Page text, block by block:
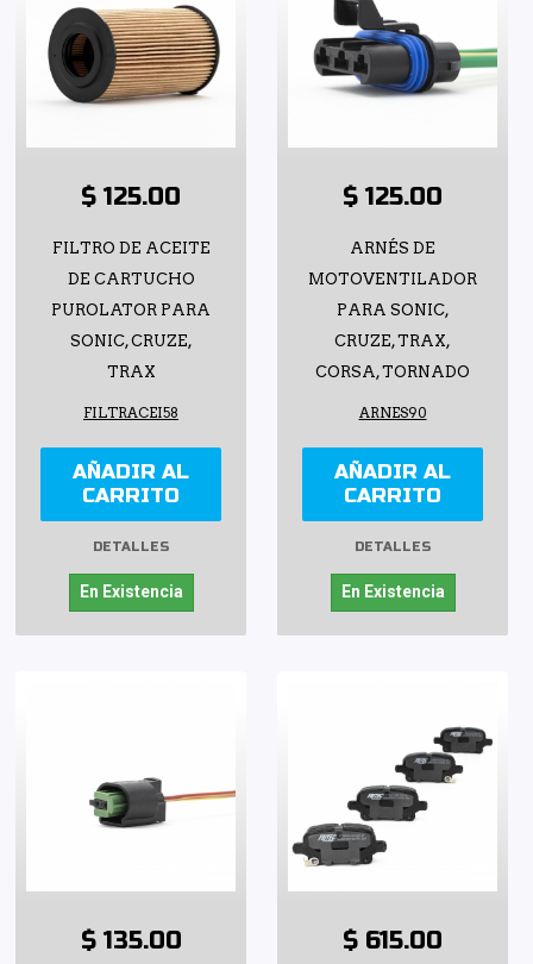
$ 125.00
FILTRO DE ACEITE
DE CARTUCHO
PUROLATOR PARA
SONIC, CRUZE,
TRAX
FILTRACEI58
AÑADIR AL
CARRITO
DETALLES
En Existencia
$ 125.00
ARNÉS DE
MOTOVENTILADOR
PARA SONIC,
CRUZE, TRAX,
CORSA, TORNADO
ARNES90
AÑADIR AL
CARRITO
DETALLES
En Existencia
$ 135.00 $ 615.00